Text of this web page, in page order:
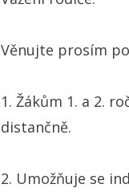
Věnujte prosím
1. Žákům 1. a 2.
distančně.
2. Umožňuje se